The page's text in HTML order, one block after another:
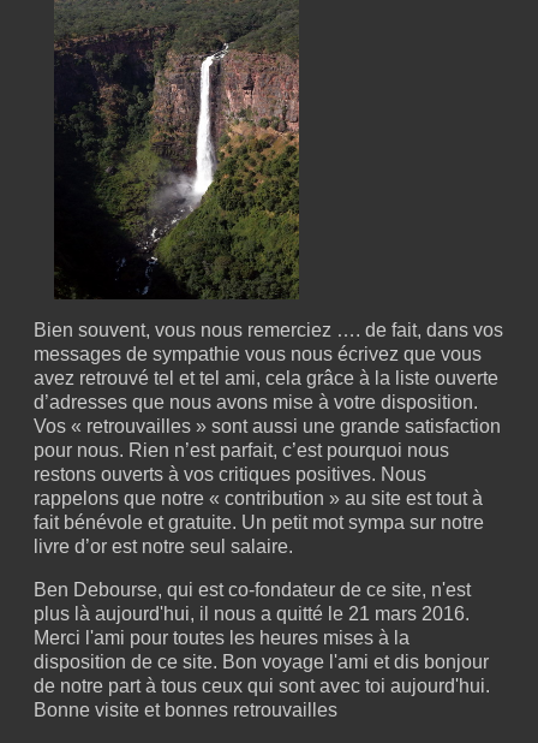
Bien souvent, vous nous remerciez …. de fait, dans vos
messages de sympathie vous nous écrivez que vous
avez retrouvé tel et tel ami, cela grâce à la liste ouverte
d’adresses que nous avons mise à votre disposition.
Vos « retrouvailles » sont aussi une grande satisfaction
pour nous. Rien n’est parfait, c’est pourquoi nous
restons ouverts à vos critiques positives. Nous
rappelons que notre « contribution » au site est tout à
fait bénévole et gratuite. Un petit mot sympa sur notre
livre d’or est notre seul salaire.
Ben Debourse, qui est co-fondateur de ce site, n'est
plus là aujourd'hui, il nous a quitté le 21 mars 2016.
Merci l'ami pour toutes les heures mises à la
disposition de ce site. Bon voyage l'ami et dis bonjour
de notre part à tous ceux qui sont avec toi aujourd'hui.
Bonne visite et bonnes retrouvailles